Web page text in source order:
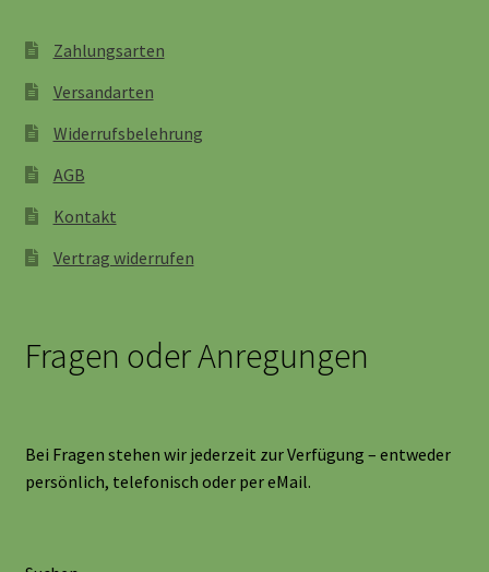
Zahlungsarten
Versandarten
Widerrufsbelehrung
AGB
Kontakt
Vertrag widerrufen
Fragen oder Anregungen
Bei Fragen stehen wir jederzeit zur Verfügung – entweder
persönlich, telefonisch oder per eMail.